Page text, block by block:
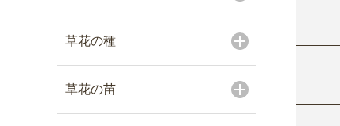
草花の種
草花の苗